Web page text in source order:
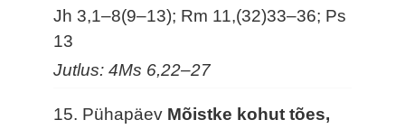
Jh 3,1–8(9–13); Rm 11,(32)33–36; Ps
13
Jutlus: 4Ms 6,22–27
15. Pühapäev Mõistke kohut tões,